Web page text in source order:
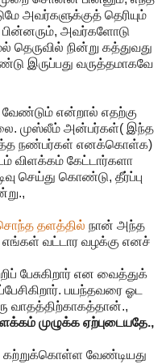
அவர்களுக்குத் தெரியும்
அவர்களோடு
தெருவில் நின்று கத்துவது
இருப்பது வருத்தமாகவே
வேண்டும் என்றால் எதற்கு
முஸ்லீம் அன்பர்கள்( இந்த
நண்பர்கள் எனக்கொள்க)
விளக்கம் கேட்டார்களா
செய்து கொண்டு, தீர்ப்பு
சொந்த தளத்தில் நான் அந்த
வட்டார வழக்கு எனச்
பேசுகிறார் என வைத்துக்
பயந்தவரை ஓட
வாதத்திற்காகத்தான்.,
முழுக்க ஏற்புடையதே.,
வேண்டியது